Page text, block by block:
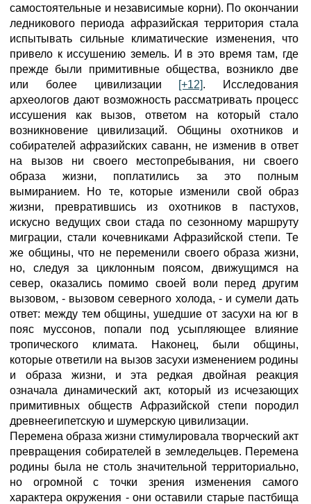
самостоятельные и независимые корни). По окончании
ледникового периода афразийская территория стала
испытывать сильные климатические изменения, что
привело к иссушению земель. И в это время там, где
прежде были примитивные общества, возникло две
или более цивилизации
[+12]. Исследования
археологов дают возможность рассматривать процесс
иссушения как вызов, ответом на который стало
возникновение цивилизаций. Общины охотников и
собирателей афразийских саванн, не изменив в ответ
на вызов ни своего местопребывания, ни своего
образа жизни, поплатились за это полным
вымиранием. Но те, которые изменили свой образ
жизни, превратившись из охотников в пастухов,
искусно ведущих свои стада по сезонному маршруту
миграции, стали кочевниками Афразийской степи. Те
же общины, что не переменили своего образа жизни,
но, следуя за циклонным поясом, движущимся на
север, оказались помимо своей воли перед другим
вызовом, - вызовом северного холода, - и сумели дать
ответ: между тем общины, ушедшие от засухи на юг в
пояс муссонов, попали под усыпляющее влияние
тропического климата. Наконец, были общины,
которые ответили на вызов засухи изменением родины
и образа жизни, и эта редкая двойная реакция
означала динамический акт, который из исчезающих
примитивных обществ Афразийской степи породил
древнеегипетскую и шумерскую цивилизации.
Перемена образа жизни стимулировала творческий акт
превращения собирателей в земледельцев. Перемена
родины была не столь значительной территориально,
но огромной с точки зрения изменения самого
характера окружения - они оставили старые пастбища